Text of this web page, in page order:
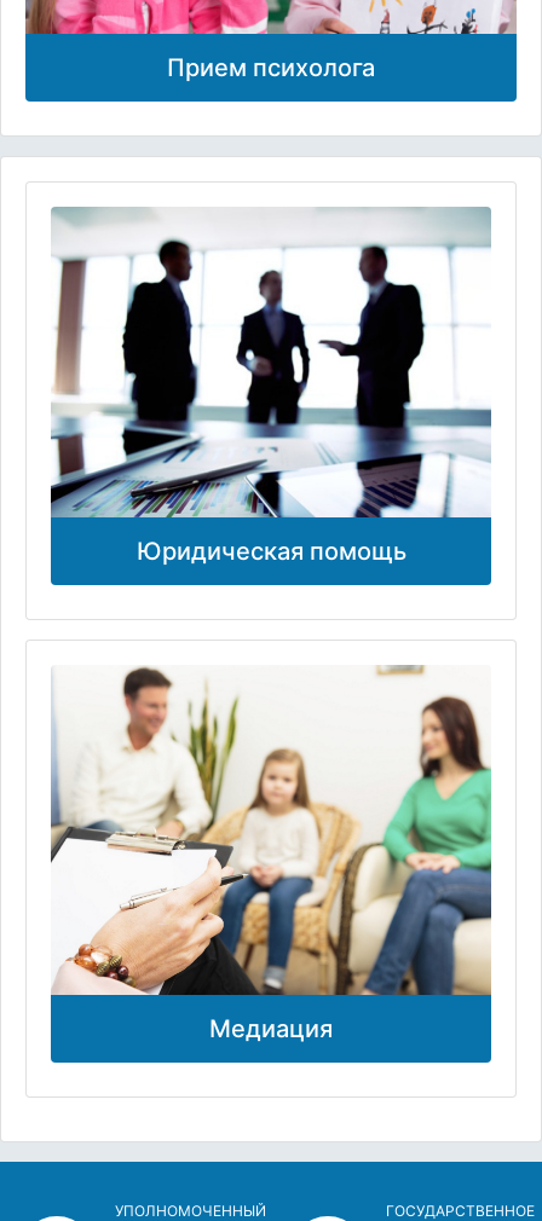
Прием психолога
Юридическая помощь
Медиация
УПОЛНОМОЧЕННЫЙ
ГОСУДАРСТВЕННОЕ